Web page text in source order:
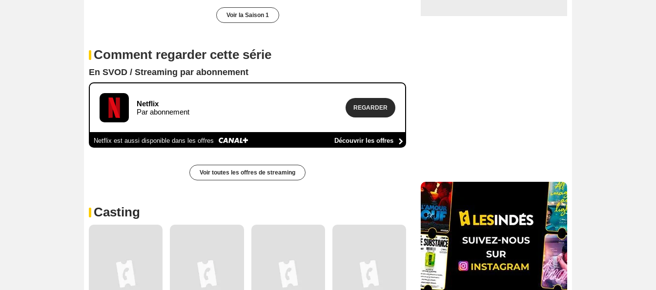
Voir la Saison 1
Comment regarder cette série
En SVOD / Streaming par abonnement
Netflix
Par abonnement
REGARDER
Netflix est aussi disponible dans les offres Découvrir les offres
Voir toutes les offres de streaming
Casting